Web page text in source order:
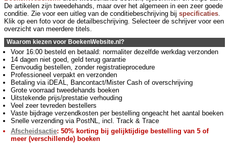
De artikelen zijn tweedehands, maar over het algemeen in een zeer goede
conditie. Zie voor een uitleg van de conditiebeschrijving bij specificaties.
Klik op een foto voor de detailbeschrijving. Selecteer de schrijver voor een
overzicht van meerdere titels.
Waarom kiezen voor BoekenWebsite.nl?
Voor 16:00 besteld en betaald: normaliter dezelfde werkdag verzonden
14 dagen niet goed, geld terug garantie
Eenvoudig bestellen, zonder registratieprocedure
Professioneel verpakt en verzonden
Betaling via iDEAL, Bancontact/Mister Cash of overschrijving
Grote voorraad tweedehands boeken
Uitstekende prijs/prestatie verhouding
Veel zeer tevreden bestellers
Vaste bijdrage verzendkosten per bestelling ongeacht het aantal boeken
Snelle verzending via PostNL, incl. Track & Trace
Afscheidsactie: 50% korting bij gelijktijdige bestelling van 5 of
meer (verschillende) boeken